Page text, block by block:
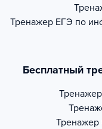
Тренажер ЕГЭ по
Бесплатный
Тренажер
Тренажер